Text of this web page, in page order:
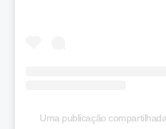
Uma publicação